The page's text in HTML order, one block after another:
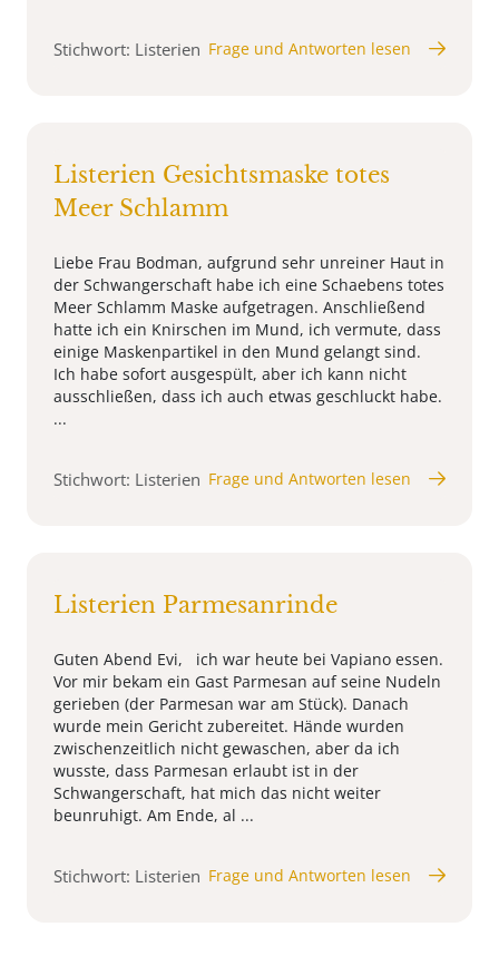
Stichwort: Listerien Frage und Antworten lesen
Listerien Gesichtsmaske totes
Meer Schlamm
Liebe Frau Bodman, aufgrund sehr unreiner Haut in
der Schwangerschaft habe ich eine Schaebens totes
Meer Schlamm Maske aufgetragen. Anschließend
hatte ich ein Knirschen im Mund, ich vermute, dass
einige Maskenpartikel in den Mund gelangt sind.
Ich habe sofort ausgespült, aber ich kann nicht
ausschließen, dass ich auch etwas geschluckt habe.
...
Stichwort: Listerien Frage und Antworten lesen
Listerien Parmesanrinde
Guten Abend Evi, ich war heute bei Vapiano essen.
Vor mir bekam ein Gast Parmesan auf seine Nudeln
gerieben (der Parmesan war am Stück). Danach
wurde mein Gericht zubereitet. Hände wurden
zwischenzeitlich nicht gewaschen, aber da ich
wusste, dass Parmesan erlaubt ist in der
Schwangerschaft, hat mich das nicht weiter
beunruhigt. Am Ende, al ...
Stichwort: Listerien Frage und Antworten lesen